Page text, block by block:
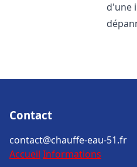
d'une
Contact
contact@chauffe-eau-51.fr
Accueil Informations